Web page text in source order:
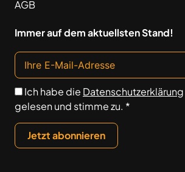
AGB
Immer auf dem aktuellsten Stand!
Ich habe die Datenschutzerklärung
gelesen und stimme zu. *
Jetzt abonnieren